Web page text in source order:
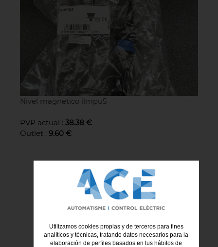
Nivel magnetico ilmpu5
PVP actual : 38.38 €
Outlet : 9.60 €
SOLICITUD DE INFORMACIÓN
Utilizamos cookies propias y de terceros para fines
analíticos y técnicas, tratando datos necesarios para la
elaboración de perfiles basados en tus hábitos de